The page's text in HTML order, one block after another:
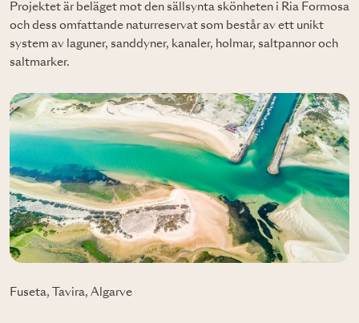
Projektet är beläget mot den sällsynta skönheten i Ria Formosa
och dess omfattande naturreservat som består av ett unikt
system av laguner, sanddyner, kanaler, holmar, saltpannor och
saltmarker.
Fuseta, Tavira, Algarve